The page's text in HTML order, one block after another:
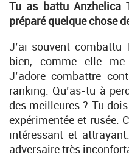
Tu as battu Anzhelica
préparé quelque chose
J’ai souvent combattu
bien, comme elle
J’adore combattre
ranking. Qu’as-tu à
des meilleures ? Tu
expérimentée et rusée.
intéressant et
adversaire très